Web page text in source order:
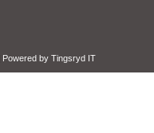
Powered by Tingsryd IT